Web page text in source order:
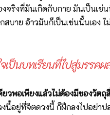
งจริงที่มันเกิดกับกาย มันเป็นเช่
บาย อ้าวมันก็เป็นเช่นนั้นเอง
เป็นบทเรียนที่ไปสู่มรรค
ยวพอเพียงแล้วไม่ต้องมีของวัต
นี้อยู่ที่จิตดวงนี้ ก็ฝึกลงไปอย่าป